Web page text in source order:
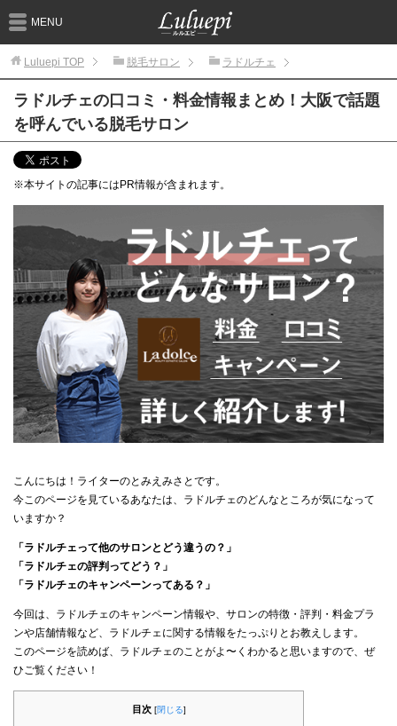
MENU
Luluepi TOP 脱毛サロン ラドルチェ
ラドルチェの口コミ・料金情報まとめ！大阪で話題
を呼んでいる脱毛サロン
※本サイトの記事にはPR情報が含まれます。
こんにちは！ライターのとみえみさとです。
今このページを見ているあなたは、ラドルチェのどんなところが気になって
いますか？
「ラドルチェって他のサロンとどう違うの？」
「ラドルチェの評判ってどう？」
「ラドルチェのキャンペーンってある？」
今回は、ラドルチェのキャンペーン情報や、サロンの特徴・評判・料金プラ
ンや店舗情報など、ラドルチェに関する情報をたっぷりとお教えします。
このページを読めば、ラドルチェのことがよ〜くわかると思いますので、ぜ
ひご覧ください！
目次 [閉じる]